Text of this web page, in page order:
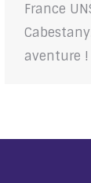
France
aventure !